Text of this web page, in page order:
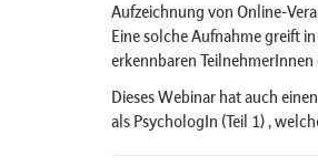
Aufzeichnung von Online-
Eine solche Aufnahme greift
erkennbaren
Dieses Webinar hat auch
als PsychologIn (Teil 1) ,